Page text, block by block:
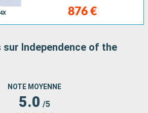
876 €
Independence of the
NOTE MOYENNE
5.0 /5